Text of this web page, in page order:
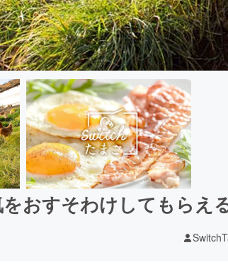
おすそわけしてもらえ